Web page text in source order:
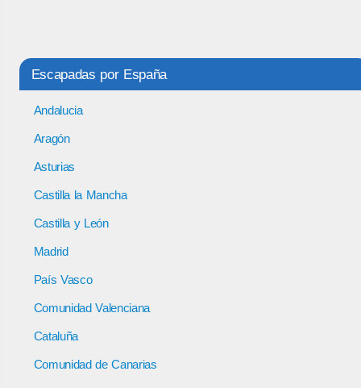
Escapadas por España
Andalucia
Aragón
Asturias
Castilla la Mancha
Castilla y León
Madrid
País Vasco
Comunidad Valenciana
Cataluña
Comunidad de Canarias